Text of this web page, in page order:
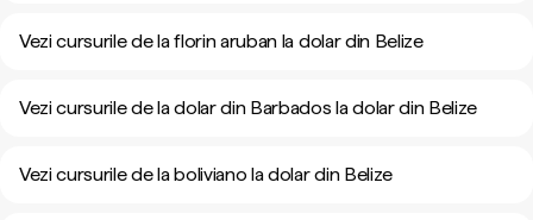
Vezi cursurile de la florin aruban la dolar din Belize
Vezi cursurile de la dolar din Barbados la dolar din Belize
Vezi cursurile de la boliviano la dolar din Belize